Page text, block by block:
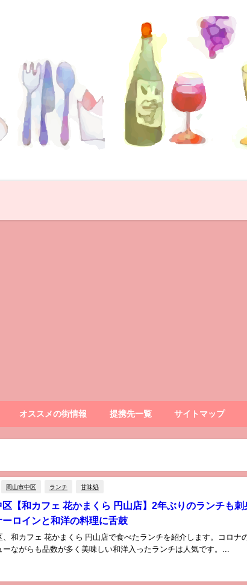
オススメの街情報 提携先一覧 サイトマップ
岡山市中区 ランチ 甘味処
区【和カフェ 花かまくら 円山店】2年ぶりのランチも刺
ーロインと和洋の料理に舌鼓
、和カフェ 花かまくら 円山店で食べたランチを紹介します。コロナ
ーながらも品数が多く美味しい和洋入ったランチは人気です。...